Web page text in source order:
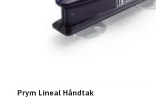
Prym Lineal Håndtak